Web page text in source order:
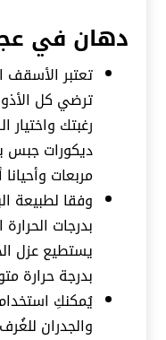
دهان في
تعتبر الأسقف
ترضي كل
رغبتك واختيار
ديكورات جبس
مربعات
وفقا لطبيعة
بدرجات
يستطيع عزل
بدرجة حرارة
يُمكنكِ
والجدران